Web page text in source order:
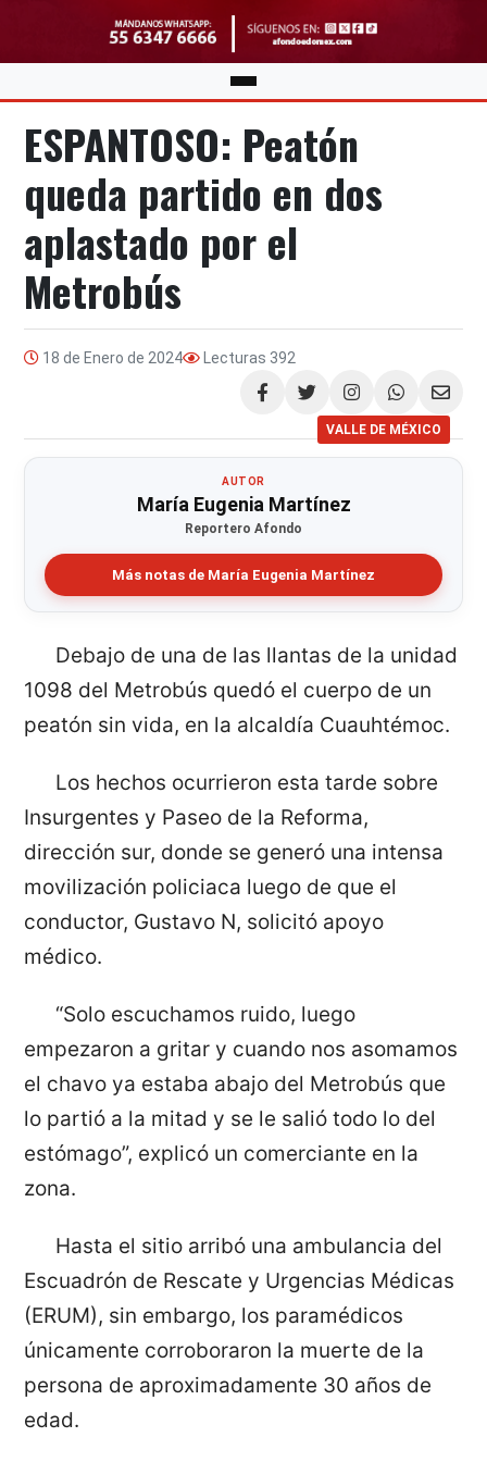
ESPANTOSO: Peatón
queda partido en dos
aplastado por el
Metrobús
18 de Enero de 2024 Lecturas 392
Compartir
VALLE DE MÉXICO
AUTOR
María Eugenia Martínez
Reportero Afondo
Más notas de María Eugenia Martínez
Debajo de una de las llantas de la unidad
1098 del Metrobús quedó el cuerpo de un
peatón sin vida, en la alcaldía Cuauhtémoc.
Los hechos ocurrieron esta tarde sobre
Insurgentes y Paseo de la Reforma,
dirección sur, donde se generó una intensa
movilización policiaca luego de que el
conductor, Gustavo N, solicitó apoyo
médico.
“Solo escuchamos ruido, luego
empezaron a gritar y cuando nos asomamos
el chavo ya estaba abajo del Metrobús que
lo partió a la mitad y se le salió todo lo del
estómago”, explicó un comerciante en la
zona.
Hasta el sitio arribó una ambulancia del
Escuadrón de Rescate y Urgencias Médicas
(ERUM), sin embargo, los paramédicos
únicamente corroboraron la muerte de la
persona de aproximadamente 30 años de
edad.